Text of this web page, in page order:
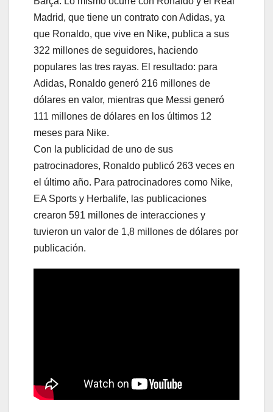
Madrid, que tiene un contrato con Adidas, ya
que Ronaldo, que vive en Nike, publica a sus
322 millones de seguidores, haciendo
populares las tres rayas. El resultado: para
Adidas, Ronaldo generó 216 millones de
dólares en valor, mientras que Messi generó
111 millones de dólares en los últimos 12
meses para Nike.
Con la publicidad de uno de sus
patrocinadores, Ronaldo publicó 263 veces en
el último año. Para patrocinadores como Nike,
EA Sports y Herbalife, las publicaciones
crearon 591 millones de interacciones y
tuvieron un valor de 1,8 millones de dólares por
publicación.